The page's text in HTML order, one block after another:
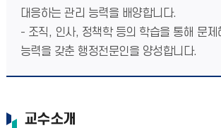
대응하는 관리 능력을 배양합니다.
- 조직, 인사, 정책학 등의 학습을 통해 문제
능력을 갖춘 행정전문인을 양성합니다.
교수소개